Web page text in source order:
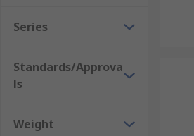
Series
Standards/Approva
ls
Weight